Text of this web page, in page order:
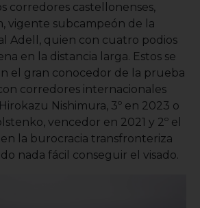
corredores castellonenses,
vigente subcampeón de la
Adell, quien con cuatro podios
en la distancia larga. Estos se
el gran conocedor de la prueba
corredores internacionales
Nishimura, 3º en 2023 o
vencedor en 2021 y 2º el
la burocracia transfronteriza
nada fácil conseguir el visado.